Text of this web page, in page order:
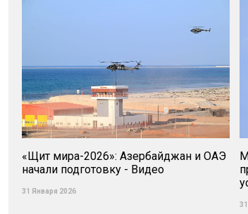
«Щит мира-2026»: Азербайджан и ОАЭ
начали подготовку - Видео
31 Января 2026